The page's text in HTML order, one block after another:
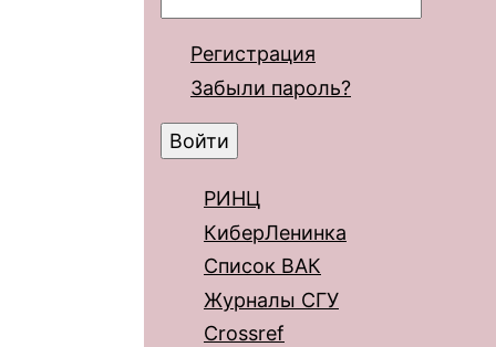
Регистрация
Забыли пароль?
РИНЦ
КиберЛенинка
Список ВАК
Журналы СГУ
Crossref